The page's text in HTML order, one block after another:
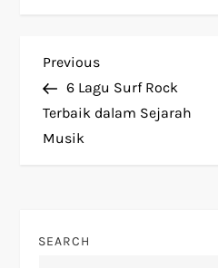
P
o
s
n
Previous
Post
Previous
6 Lagu Surf Rock
Terbaik dalam Sejarah
Musik
SEARCH